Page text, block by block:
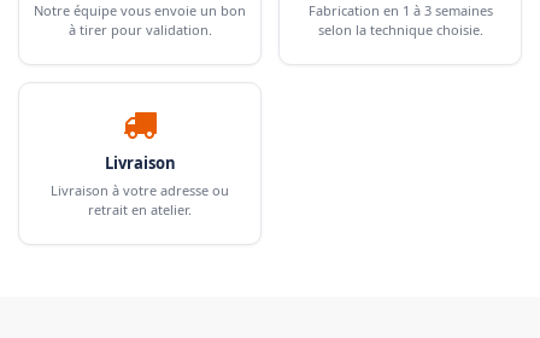
Notre équipe vous envoie un bon
à tirer pour validation.
Fabrication en 1 à 3 semaines
selon la technique choisie.
Livraison
Livraison à votre adresse ou
retrait en atelier.